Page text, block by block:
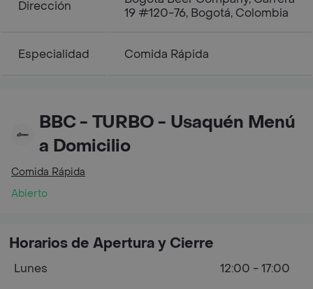
Dirección
19 #120-76, Bogotá, Colombia
Especialidad Comida Rápida
BBC - TURBO - Usaquén Menú
a Domicilio
Comida Rápida
Abierto
Horarios de Apertura y Cierre
Lunes
12:00 - 17:00